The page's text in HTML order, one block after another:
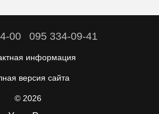
00 095 334-09-41
информация
версия сайта
© 2026